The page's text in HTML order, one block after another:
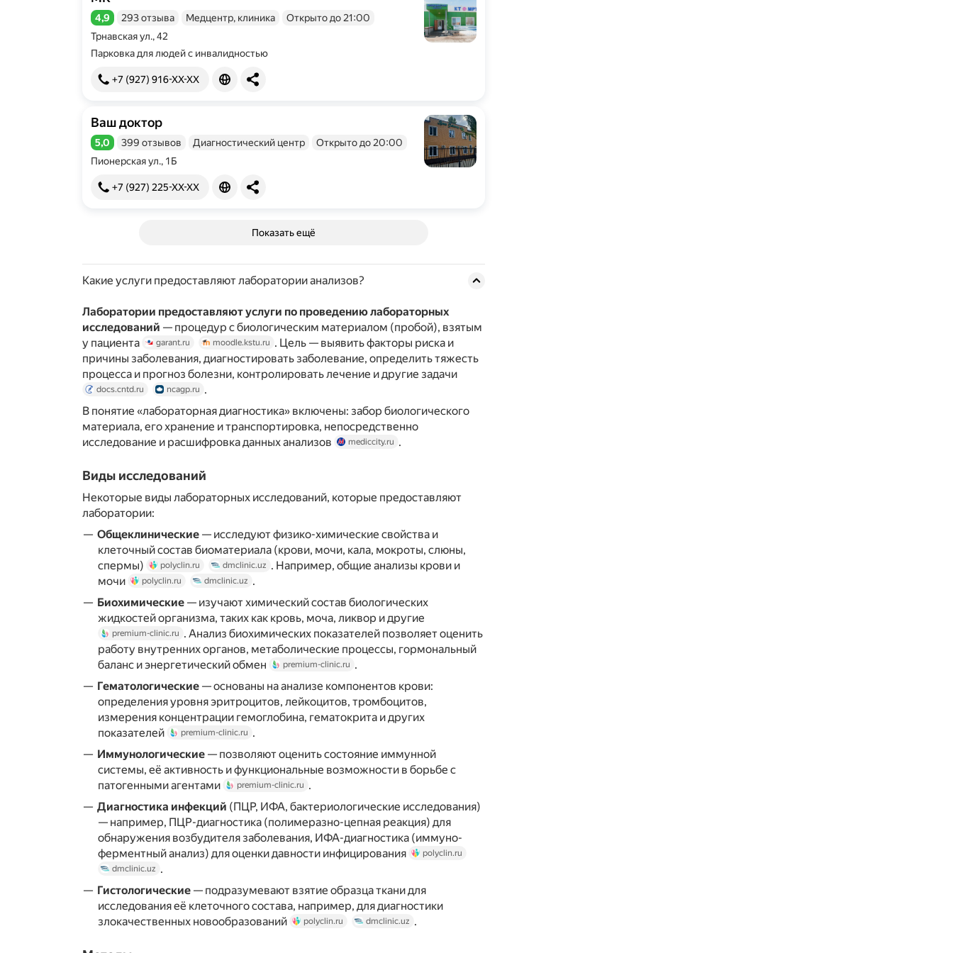
Рейтинг 4,9 из 5
4,9 293 отзыва Медцентр, клиника
Открыто до 21:00
Трнавская ул., 42
Парковка для людей с инвалидностью
+7 (927) 916-XX-XX
Ваш доктор
Рейтинг 5,0 из 5
5,0 399 отзывов Диагностический центр
Открыто до 20:00
Пионерская ул., 1Б
+7 (927) 225-XX-XX
Показать ещё
Какие услуги предоставляют лаборатории анализов?
Лаборатории предоставляют услуги по проведению лабораторных
исследований — процедур с биологическим материалом (пробой), взятым
у пациента
garant.ru moodle.kstu.ru . Цель — выявить факторы риска и
причины заболевания, диагностировать заболевание, определить тяжесть
процесса и прогноз болезни, контролировать лечение и другие задачи
docs.cntd.ru ncagp.ru .
В понятие «лабораторная диагностика» включены: забор биологического
материала, его хранение и транспортировка, непосредственно
исследование и расшифровка данных анализов
mediccity.ru .
Виды исследований
Некоторые виды лабораторных исследований, которые предоставляют
лаборатории:
Общеклинические — исследуют физико-химические свойства и
клеточный состав биоматериала (крови, мочи, кала, мокроты, слюны,
спермы)
polyclin.ru dmclinic.uz . Например, общие анализы крови и
мочи
polyclin.ru dmclinic.uz .
Биохимические — изучают химический состав биологических
жидкостей организма, таких как кровь, моча, ликвор и другие
premium-clinic.ru . Анализ биохимических показателей позволяет оценить
работу внутренних органов, метаболические процессы, гормональный
баланс и энергетический обмен
premium-clinic.ru .
Гематологические — основаны на анализе компонентов крови:
определения уровня эритроцитов, лейкоцитов, тромбоцитов,
измерения концентрации гемоглобина, гематокрита и других
показателей
premium-clinic.ru .
Иммунологические — позволяют оценить состояние иммунной
системы, её активность и функциональные возможности в борьбе с
патогенными агентами
premium-clinic.ru .
Диагностика инфекций (ПЦР, ИФА, бактериологические исследования)
— например, ПЦР-диагностика (полимеразно-цепная реакция) для
обнаружения возбудителя заболевания, ИФА-диагностика (иммуно-
ферментный анализ) для оценки давности инфицирования
polyclin.ru
dmclinic.uz .
Гистологические — подразумевают взятие образца ткани для
исследования её клеточного состава, например, для диагностики
злокачественных новообразований
polyclin.ru dmclinic.uz .